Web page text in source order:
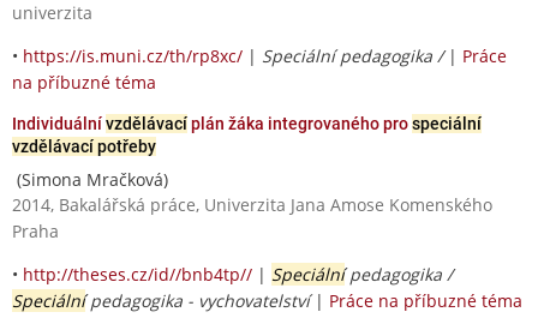
univerzita
• https://is.muni.cz/th/rp8xc/ | Speciální pedagogika / | Práce
na příbuzné téma
Individuálnívzdělávacíplán žáka integrovaného prospeciální
vzdělávací potřeby
(Simona Mračková)
2014, Bakalářská práce, Univerzita Jana Amose Komenského
Praha
• http://theses.cz/id//bnb4tp// | Speciálnípedagogika /
Speciálnípedagogika - vychovatelství| Práce na příbuzné téma